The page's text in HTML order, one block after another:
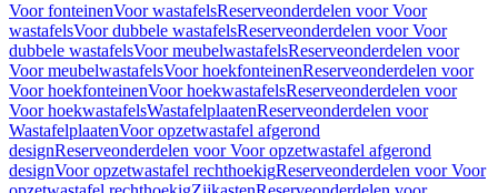
Voor fonteinenVoor wastafelsReserveonderdelen voor Voor
wastafelsVoor dubbele wastafelsReserveonderdelen voor Voor
dubbele wastafelsVoor meubelwastafelsReserveonderdelen voor
Voor meubelwastafelsVoor hoekfonteinenReserveonderdelen voor
Voor hoekfonteinenVoor hoekwastafelsReserveonderdelen voor
Voor hoekwastafelsWastafelplaatenReserveonderdelen voor
WastafelplaatenVoor opzetwastafel afgerond
designReserveonderdelen voor Voor opzetwastafel afgerond
designVoor opzetwastafel rechthoekigReserveonderdelen voor Voor